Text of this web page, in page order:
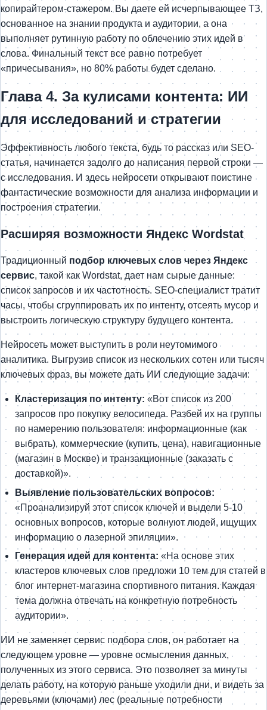
копирайтером-стажером. Вы даете ей исчерпывающее ТЗ,
основанное на знании продукта и аудитории, а она
выполняет рутинную работу по облечению этих идей в
слова. Финальный текст все равно потребует
«причесывания», но 80% работы будет сделано.
Глава 4. За кулисами контента: ИИ
для исследований и стратегии
Эффективность любого текста, будь то рассказ или SEO-
статья, начинается задолго до написания первой строки —
с исследования. И здесь нейросети открывают поистине
фантастические возможности для анализа информации и
построения стратегии.
Расширяя возможности Яндекс Wordstat
Традиционный подбор ключевых слов через Яндекс
сервис, такой как Wordstat, дает нам сырые данные:
список запросов и их частотность. SEO-специалист тратит
часы, чтобы сгруппировать их по интенту, отсеять мусор и
выстроить логическую структуру будущего контента.
Нейросеть может выступить в роли неутомимого
аналитика. Выгрузив список из нескольких сотен или тысяч
ключевых фраз, вы можете дать ИИ следующие задачи:
Кластеризация по интенту: «Вот список из 200
запросов про покупку велосипеда. Разбей их на группы
по намерению пользователя: информационные (как
выбрать), коммерческие (купить, цена), навигационные
(магазин в Москве) и транзакционные (заказать с
доставкой)».
Выявление пользовательских вопросов:
«Проанализируй этот список ключей и выдели 5-10
основных вопросов, которые волнуют людей, ищущих
информацию о лазерной эпиляции».
Генерация идей для контента: «На основе этих
кластеров ключевых слов предложи 10 тем для статей в
блог интернет-магазина спортивного питания. Каждая
тема должна отвечать на конкретную потребность
аудитории».
ИИ не заменяет сервис подбора слов, он работает на
следующем уровне — уровне осмысления данных,
полученных из этого сервиса. Это позволяет за минуты
делать работу, на которую раньше уходили дни, и видеть за
деревьями (ключами) лес (реальные потребности